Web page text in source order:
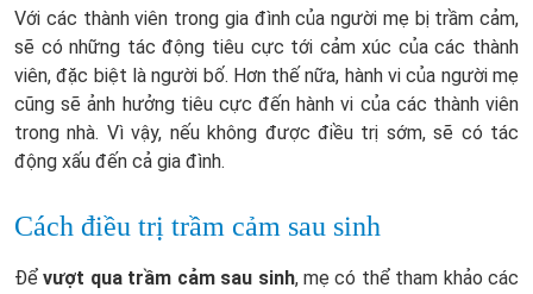
Với các thành viên trong gia đình của người mẹ bị trầm cảm,
sẽ có những tác động tiêu cực tới cảm xúc của các thành
viên, đặc biệt là người bố. Hơn thế nữa, hành vi của người mẹ
cũng sẽ ảnh hưởng tiêu cực đến hành vi của các thành viên
trong nhà. Vì vậy, nếu không được điều trị sớm, sẽ có tác
động xấu đến cả gia đình.
Cách điều trị trầm cảm sau sinh
Đểvượt qua trầm cảm sau sinh, mẹ có thể tham khảo các